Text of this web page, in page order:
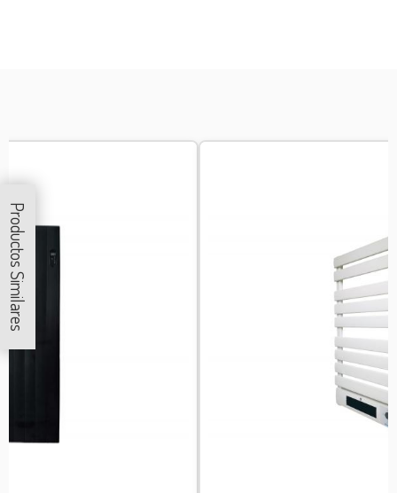
Productos Similares